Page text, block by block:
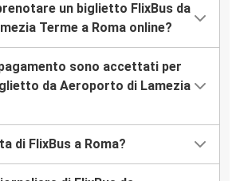
un biglietto FlixBus da
Terme a Roma online?
sono accettati per
da Aeroporto di Lamezia
di FlixBus a Roma?